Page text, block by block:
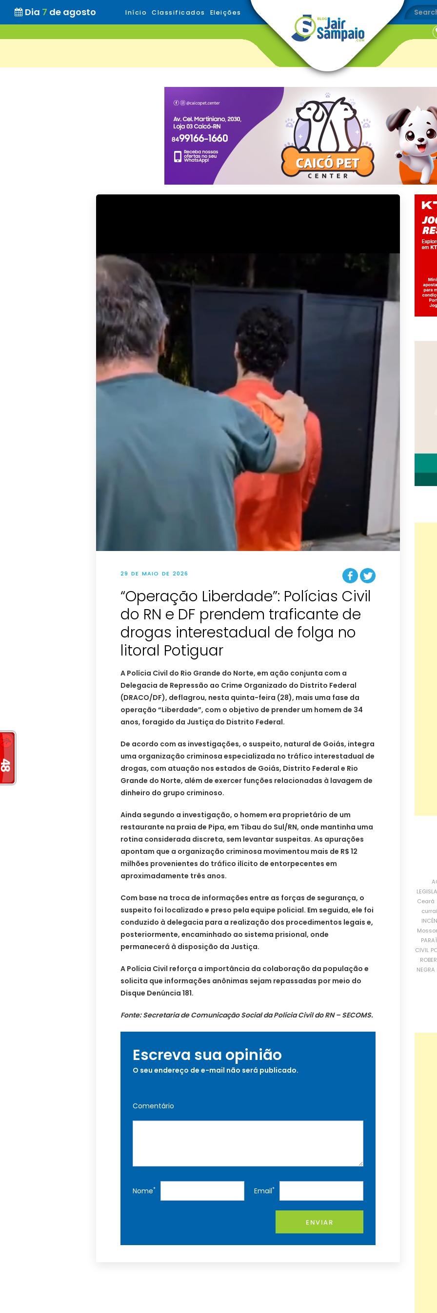
Dia 7 de agosto Início Classificados Eleições
29 DE MAIO DE 2026
“Operação Liberdade”: Polícias Civil
do RN e DF prendem traficante de
drogas interestadual de folga no
litoral Potiguar
A Polícia Civil do Rio Grande do Norte, em ação conjunta com a
Delegacia de Repressão ao Crime Organizado do Distrito Federal
(DRACO/DF), deflagrou, nesta quinta-feira (28), mais uma fase da
operação “Liberdade”, com o objetivo de prender um homem de 34
anos, foragido da Justiça do Distrito Federal.
De acordo com as investigações, o suspeito, natural de Goiás, integra
uma organização criminosa especializada no tráfico interestadual de
drogas, com atuação nos estados de Goiás, Distrito Federal e Rio
Grande do Norte, além de exercer funções relacionadas à lavagem de
dinheiro do grupo criminoso.
Ainda segundo a investigação, o homem era proprietário de um
restaurante na praia de Pipa, em Tibau do Sul/RN, onde mantinha uma
rotina considerada discreta, sem levantar suspeitas. As apurações
apontam que a organização criminosa movimentou mais de R$ 12
milhões provenientes do tráfico ilícito de entorpecentes em
aproximadamente três anos.
Com base na troca de informações entre as forças de segurança, o
suspeito foi localizado e preso pela equipe policial. Em seguida, ele foi
conduzido à delegacia para a realização dos procedimentos legais e,
posteriormente, encaminhado ao sistema prisional, onde
permanecerá à disposição da Justiça.
A Polícia Civil reforça a importância da colaboração da população e
solicita que informações anônimas sejam repassadas por meio do
Disque Denúncia 181.
Fonte: Secretaria de Comunicação Social da Polícia Civil do RN – SECOMS.
Escreva sua opinião
O seu endereço de e-mail não será publicado.
Comentário
Nome* Email*
ENVIAR
Ceará
CIVIL
NEGRA